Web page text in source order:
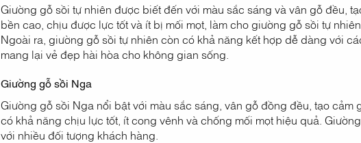
Giường gỗ sồi tự nhiên được biết đến với màu sắc sáng và vân gỗ đều,
bền cao, chịu được lực tốt và ít bị mối mọt, làm cho giường gỗ sồi tự
Ngoài ra, giường gỗ sồi tự nhiên còn có khả năng kết hợp dễ dàng với
mang lại vẻ đẹp hài hòa cho không gian sống.
Giường gỗ sồi Nga
Giường gỗ sồi Nga nổi bật với màu sắc sáng, vân gỗ đồng đều, tạo
có khả năng chịu lực tốt, ít cong vênh và chống mối mọt hiệu quả.
với nhiều đối tượng khách hàng.